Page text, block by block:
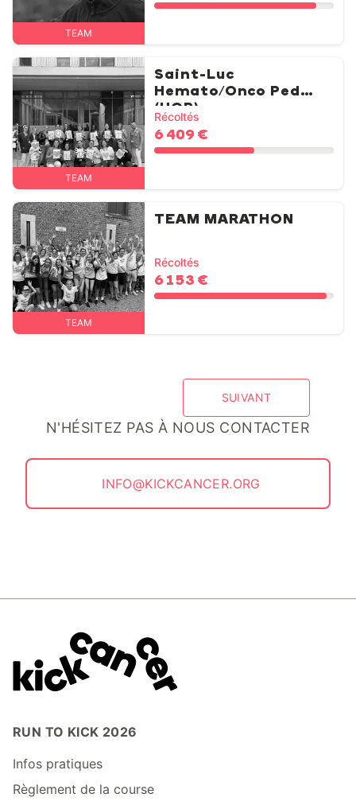
TEAM
TEAM
Saint-Luc
Hemato/Onco Ped
(HOP)
Récoltés
6 409 €
TEAM
TEAM MARATHON
Récoltés
6 153 €
SUIVANT
N'HÉSITEZ PAS À NOUS CONTACTER
INFO@KICKCANCER.ORG
RUN TO KICK 2026
Infos pratiques
Règlement de la course